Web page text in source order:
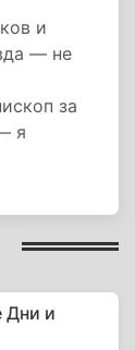
и
— не
за
я
Дни и